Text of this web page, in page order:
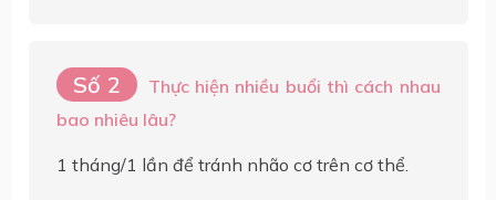
Thực hiện nhiều buổi thì cách nhau
bao nhiêu lâu?
1 tháng/1 lần để tránh nhão cơ trên cơ thể.